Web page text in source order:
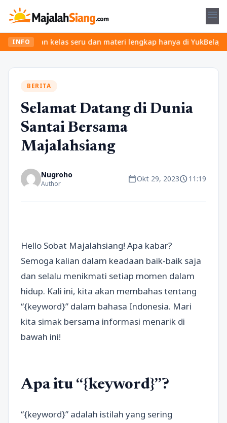
menu
INFOkelas seru dan materi lengkap hanya di
BERITA
Selamat Datang di Dunia
Santai Bersama
Majalahsiang
Nugroho
Author calendar_todayOkt 29, 2023schedule11:19
Hello Sobat Majalahsiang! Apa kabar?
Semoga kalian dalam keadaan baik-baik saja
dan selalu menikmati setiap momen dalam
hidup. Kali ini, kita akan membahas tentang
“{keyword}” dalam bahasa Indonesia. Mari
kita simak bersama informasi menarik di
bawah ini!
Apa itu “{keyword}”?
“{keyword}” adalah istilah yang sering